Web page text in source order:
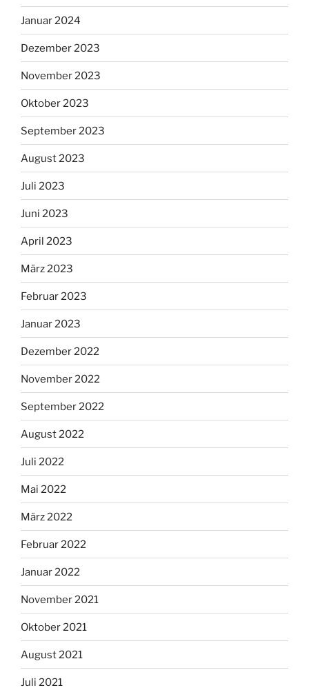
Januar 2024
Dezember 2023
November 2023
Oktober 2023
September 2023
August 2023
Juli 2023
Juni 2023
April 2023
März 2023
Februar 2023
Januar 2023
Dezember 2022
November 2022
September 2022
August 2022
Juli 2022
Mai 2022
März 2022
Februar 2022
Januar 2022
November 2021
Oktober 2021
August 2021
Juli 2021